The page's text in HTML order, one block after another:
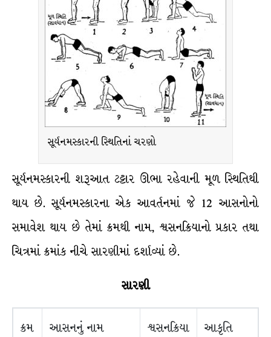
સૂર્યનમસ્કારની સ્થિતિનાં ચરણો
સૂર્યનમસ્કારની શરૂઆત ટટ્ટાર ઊભા રહેવાની મૂળ સ્થિતિથી
થાય છે. સૂર્યનમસ્કારના એક આવર્તનમાં જે 12 આસનોનો
સમાવેશ થાય છે તેમાં ક્રમથી નામ, શ્વસનક્રિયાનો પ્રકાર તથા
ચિત્રમાં ક્રમાંક નીચે સારણીમાં દર્શાવ્યાં છે.
સારણી
ક્રમ આસનનું નામ શ્વસનક્રિયા
આકૃતિ